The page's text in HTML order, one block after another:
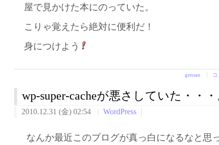
屋で見かけた本にのっていた。
こりゃ覚えたら絶対に便利だ！
身につけよう
gensan
wp-super-cacheが悪さしていた・・
2010.12.31 (金) 02:54 WordPress
なんか最近このブログが真っ白になるなと思